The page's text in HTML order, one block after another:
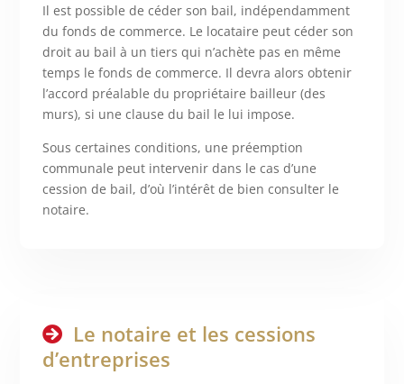
Il est possible de céder son bail, indépendamment
du fonds de commerce. Le locataire peut céder son
droit au bail à un tiers qui n’achète pas en même
temps le fonds de commerce. Il devra alors obtenir
l’accord préalable du propriétaire bailleur (des
murs), si une clause du bail le lui impose.
Sous certaines conditions, une préemption
communale peut intervenir dans le cas d’une
cession de bail, d’où l’intérêt de bien consulter le
notaire.
Le notaire et les cessions
d’entreprises